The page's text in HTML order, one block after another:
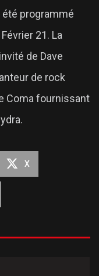
été programmé
21. La
de Dave
de rock
Coma fournissant
X